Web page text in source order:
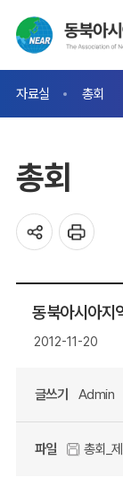
자료실 총회
총회
동북아시아지
2012-11-20
글쓰기 Admin
파일 총회_